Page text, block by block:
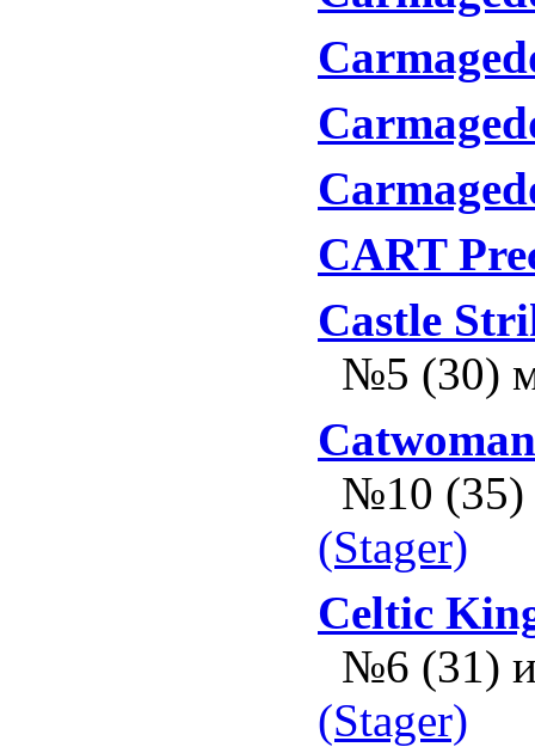
CART
Castle
№5 (30)
Catwoman
№10 (35)
(Stager)
Celtic
№6 (31)
(Stager)